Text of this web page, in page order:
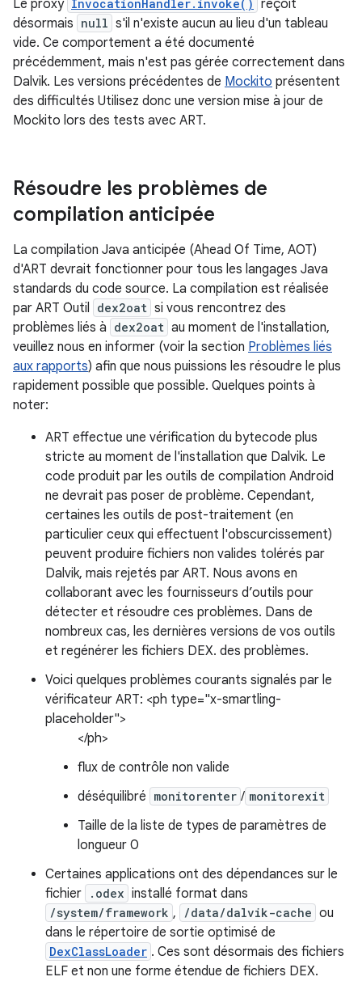
Le proxy InvocationHandler.invoke() reçoit
désormais null s'il n'existe aucun au lieu d'un tableau
vide. Ce comportement a été documenté
précédemment, mais n'est pas gérée correctement dans
Dalvik. Les versions précédentes de Mockito présentent
des difficultés Utilisez donc une version mise à jour de
Mockito lors des tests avec ART.
Résoudre les problèmes de
compilation anticipée
La compilation Java anticipée (Ahead Of Time, AOT)
d'ART devrait fonctionner pour tous les langages Java
standards du code source. La compilation est réalisée
par ART Outil dex2oat si vous rencontrez des
problèmes liés à dex2oat au moment de l'installation,
veuillez nous en informer (voir la section Problèmes liés
aux rapports) afin que nous puissions les résoudre le plus
rapidement possible que possible. Quelques points à
noter:
ART effectue une vérification du bytecode plus
stricte au moment de l'installation que Dalvik. Le
code produit par les outils de compilation Android
ne devrait pas poser de problème. Cependant,
certaines les outils de post-traitement (en
particulier ceux qui effectuent l'obscurcissement)
peuvent produire fichiers non valides tolérés par
Dalvik, mais rejetés par ART. Nous avons en
collaborant avec les fournisseurs d’outils pour
détecter et résoudre ces problèmes. Dans de
nombreux cas, les dernières versions de vos outils
et regénérer les fichiers DEX. des problèmes.
Voici quelques problèmes courants signalés par le
vérificateur ART: <ph type="x-smartling-
placeholder">
</ph>
flux de contrôle non valide
déséquilibré monitorenter / monitorexit
Taille de la liste de types de paramètres de
longueur 0
Certaines applications ont des dépendances sur le
fichier
.odex installé format dans
/system/framework , /data/dalvik-cache ou
dans le répertoire de sortie optimisé de
DexClassLoader . Ces sont désormais des fichiers
ELF et non une forme étendue de fichiers DEX.